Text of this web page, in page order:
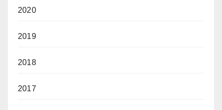
2020
2019
2018
2017